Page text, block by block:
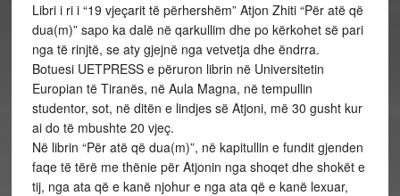
Libri i ri i “19 vjeçarit të përhershëm” Atjon Zhiti “Për atë që
dua(m)” sapo ka dalë në qarkullim dhe po kërkohet së pari
nga të rinjtë, se aty gjejnë nga vetvetja dhe ëndrra.
Botuesi UETPRESS e përuron librin në Universitetin
Europian të Tiranës, në Aula Magna, në tempullin
studentor, sot, në ditën e lindjes së Atjoni, më 30 gusht kur
ai do të mbushte 20 vjeç.
Në librin “Për atë që dua(m)”, në kapitullin e fundit gjenden
faqe të tërë me thënie për Atjonin nga shoqet dhe shokët e
tij, nga ata që e kanë njohur e nga ata që e kanë lexuar,